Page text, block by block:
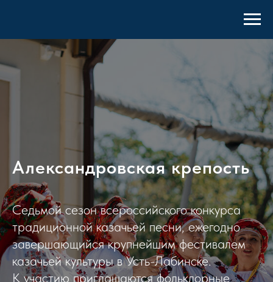
Александровская крепость
Седьмой сезон всероссийского конкурса
традиционной казачьей песни, ежегодно
завершающийся крупнейшим фестивалем
казачьей культуры в Усть-Лабинске.
К участию приглашаются фольклорные